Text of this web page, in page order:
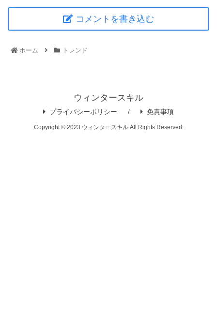
コメントを書き込む
ホーム トレンド
ウィンタースキル
プライバシーポリシー 免責事項
Copyright © 2023 ウィンタースキル All Rights Reserved.